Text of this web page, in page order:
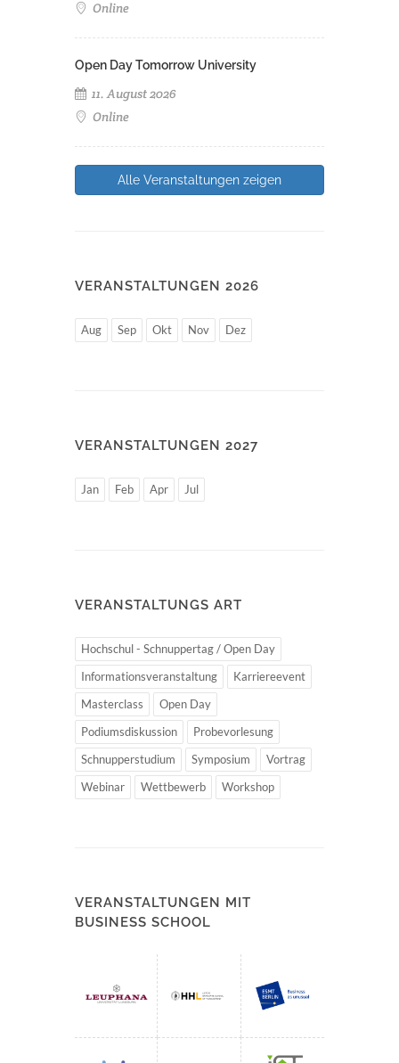
Online
Open Day Tomorrow University
11. August 2026
Online
Alle Veranstaltungen zeigen
VERANSTALTUNGEN 2026
Aug Sep Okt Nov Dez
VERANSTALTUNGEN 2027
Jan Feb Apr Jul
VERANSTALTUNGS ART
Hochschul - Schnuppertag / Open Day
Informationsveranstaltung
Karriereevent
Masterclass
Open Day
Podiumsdiskussion
Probevorlesung
Schnupperstudium
Symposium
Vortrag
Webinar
Wettbewerb Workshop
VERANSTALTUNGEN MIT
BUSINESS SCHOOL